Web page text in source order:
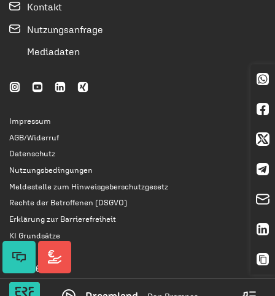
Kontakt
Nutzungsanfrage
Mediadaten
Impressum
AGB/Widerruf
Datenschutz
Nutzungsbedingungen
Meldestelle zum Hinweisgeberschutzgesetz
Rechte der Betroffenen (DSGVO)
Erklärung zur Barrierefreiheit
KI Grundsätze
© 2026 ERF